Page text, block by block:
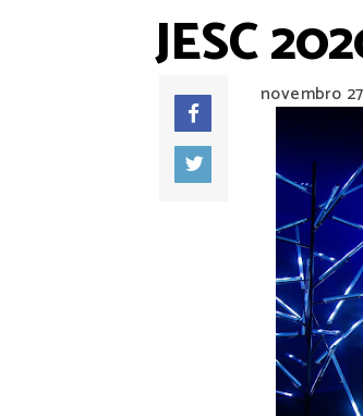
JESC
novembro